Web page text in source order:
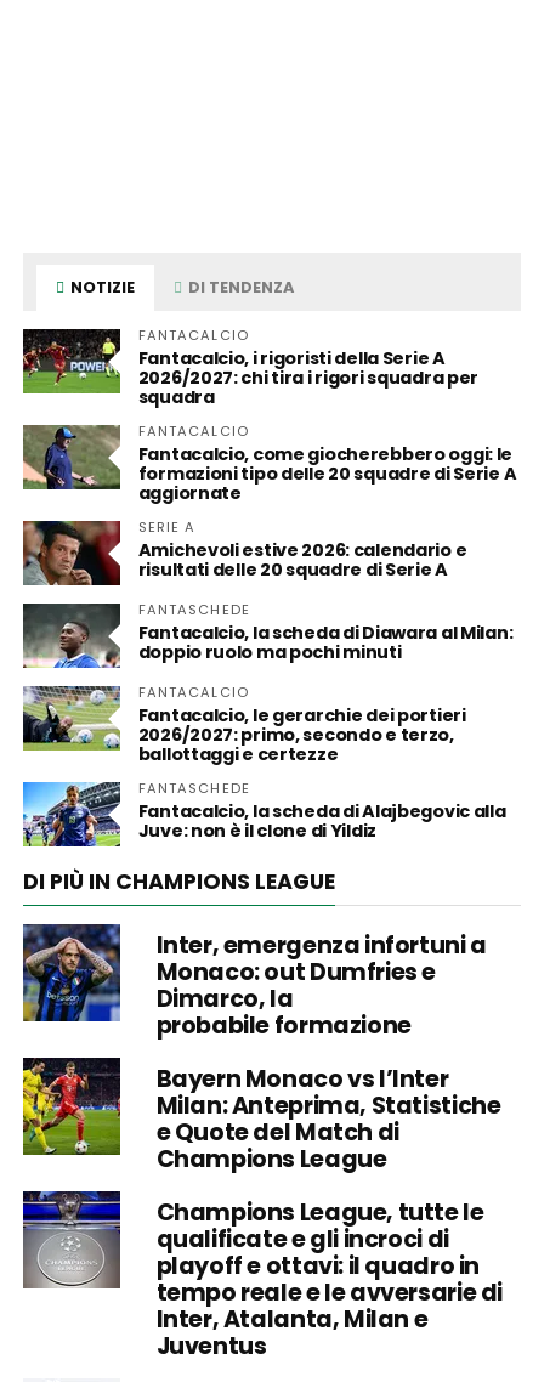
NOTIZIE DI TENDENZA
FANTACALCIO
Fantacalcio, i rigoristi della Serie A
2026/2027: chi tira i rigori squadra per
squadra
FANTACALCIO
Fantacalcio, come giocherebbero oggi: le
formazioni tipo delle 20 squadre di Serie A
aggiornate
SERIE A
Amichevoli estive 2026: calendario e
risultati delle 20 squadre di Serie A
FANTASCHEDE
Fantacalcio, la scheda di Diawara al Milan:
doppio ruolo ma pochi minuti
FANTACALCIO
Fantacalcio, le gerarchie dei portieri
2026/2027: primo, secondo e terzo,
ballottaggi e certezze
FANTASCHEDE
Fantacalcio, la scheda di Alajbegovic alla
Juve: non è il clone di Yildiz
DI PIÙ IN CHAMPIONS LEAGUE
Inter, emergenza infortuni a
Monaco: out Dumfries e
Dimarco, la
probabile formazione
Bayern Monaco vs l’Inter
Milan: Anteprima, Statistiche
e Quote del Match di
Champions League
Champions League, tutte le
qualificate e gli incroci di
playoff e ottavi: il quadro in
tempo reale e le avversarie di
Inter, Atalanta, Milan e
Juventus